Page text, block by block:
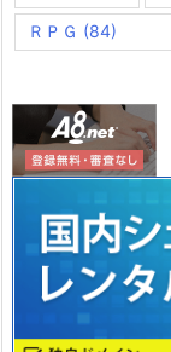
ＲＰＧ (84)